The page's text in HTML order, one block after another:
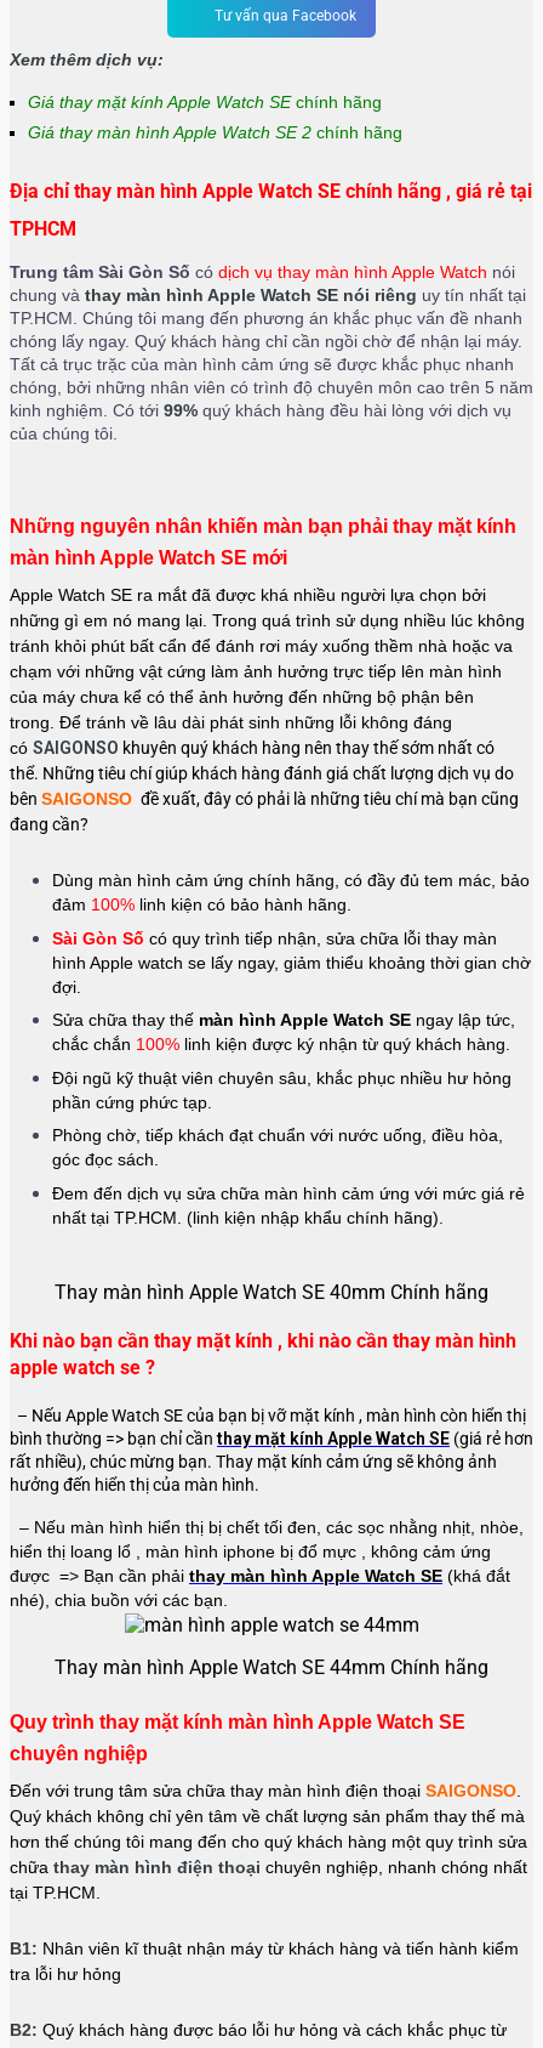
Tư vấn qua Facebook
Xem thêm dịch vụ:
Giá thay mặt kính Apple Watch SEchính hãng
Giá thay màn hình Apple Watch SE 2 chính hãng
Địa chỉ thay màn hình Apple Watch SE chính hãng , giá rẻ tại
TPHCM
Trung tâm Sài Gòn Số có dịch vụ thay màn hình Apple Watch nói
chung và thay màn hình Apple Watch SE nói riêng uy tín nhất tại
TP.HCM. Chúng tôi mang đến phương án khắc phục vấn đề nhanh
chóng lấy ngay. Quý khách hàng chỉ cần ngồi chờ để nhận lại máy.
Tất cả trục trặc của màn hình cảm ứng sẽ được khắc phục nhanh
chóng, bởi những nhân viên có trình độ chuyên môn cao trên 5 năm
kinh nghiệm. Có tới 99% quý khách hàng đều hài lòng với dịch vụ
của chúng tôi.
Những nguyên nhân khiến màn bạn phải thay mặt kính
màn hình Apple Watch SE mới
Apple Watch SE ra mắt đã được khá nhiều người lựa chọn bởi
những gì em nó mang lại. Trong quá trình sử dụng nhiều lúc không
tránh khỏi phút bất cẩn để đánh rơi máy xuống thềm nhà hoặc va
chạm với những vật cứng làm ảnh hưởng trực tiếp lên màn hình
của máy chưa kể có thể ảnh hưởng đến những bộ phận bên
trong. Để tránh về lâu dài phát sinh những lỗi không đáng
có SAIGONSO khuyên quý khách hàng nên thay thế sớm nhất có
thể. Những tiêu chí giúp khách hàng đánh giá chất lượng dịch vụ do
bên SAIGONSO đề xuất, đây có phải là những tiêu chí mà bạn cũng
đang cần?
Dùng màn hình cảm ứng chính hãng, có đầy đủ tem mác, bảo
đảm 100% linh kiện có bảo hành hãng.
Sài Gòn Số có quy trình tiếp nhận, sửa chữa lỗi thay màn
hình Apple watch se lấy ngay, giảm thiểu khoảng thời gian chờ
đợi.
Sửa chữa thay thế màn hình Apple Watch SE ngay lập tức,
chắc chắn 100% linh kiện được ký nhận từ quý khách hàng.
Đội ngũ kỹ thuật viên chuyên sâu, khắc phục nhiều hư hỏng
phần cứng phức tạp.
Phòng chờ, tiếp khách đạt chuẩn với nước uống, điều hòa,
góc đọc sách.
Đem đến dịch vụ sửa chữa màn hình cảm ứng với mức giá rẻ
nhất tại TP.HCM. (linh kiện nhập khẩu chính hãng).
Thay màn hình Apple Watch SE 40mm Chính hãng
Khi nào bạn cần thay mặt kính , khi nào cần thay màn hình
apple watch se ?
– Nếu Apple Watch SE của bạn bị vỡ mặt kính , màn hình còn hiển thị
bình thường => bạn chỉ cầnthay mặt kính Apple Watch SE (giá rẻ hơn
rất nhiều), chúc mừng bạn. Thay mặt kính cảm ứng sẽ không ảnh
hưởng đến hiển thị của màn hình.
– Nếu màn hình hiển thị bị chết tối đen, các sọc nhằng nhịt, nhòe,
hiển thị loang lổ , màn hình iphone bị đổ mực , không cảm ứng
được => Bạn cần phải thay màn hình Apple Watch SE (khá đắt
nhé), chia buồn với các bạn.
Thay màn hình Apple Watch SE 44mm Chính hãng
Quy trình thay mặt kính màn hình Apple Watch SE
chuyên nghiệp
Đến với trung tâm sửa chữa thay màn hình điện thoại SAIGONSO
Quý khách không chỉ yên tâm về chất lượng sản phẩm thay thế mà
hơn thế chúng tôi mang đến cho quý khách hàng một quy trình sửa
chữa thay màn hình điện thoại chuyên nghiệp, nhanh chóng nhất
tại TP.HCM.
B1: Nhân viên kĩ thuật nhận máy từ khách hàng và tiến hành kiểm
tra lỗi hư hỏng
B2: Quý khách hàng được báo lỗi hư hỏng và cách khắc phục từ